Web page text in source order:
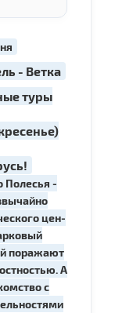
- Ветка
туры
Полесья -
цен­
по­ра­жа­ют
А
с